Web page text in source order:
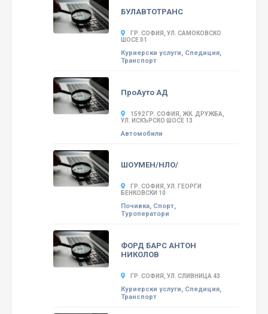
БУЛАВТОТРАНС
ГР. СОФИЯ, УЛ. САМОКОВСКО
ШОСЕ 01
Куриерски услуги, Спедиция,
Транспорт
ПроАуто АД
1592 ГР. СОФИЯ, ЖК. ДРУЖБА,
УЛ. ИСКЪРСКО ШОСЕ 13
Автомобили
ШОУМЕН/НЛО/
ГР. СОФИЯ, УЛ. ГЕОРГИ
БЕНКОВСКИ 10
Почивка, Спорт,
Туроператори
ФОРД БАРС АНТОН
НИКОЛОВ
ГР. СОФИЯ, УЛ. СЛИВНИЦА 43
Куриерски услуги, Спедиция,
Транспорт